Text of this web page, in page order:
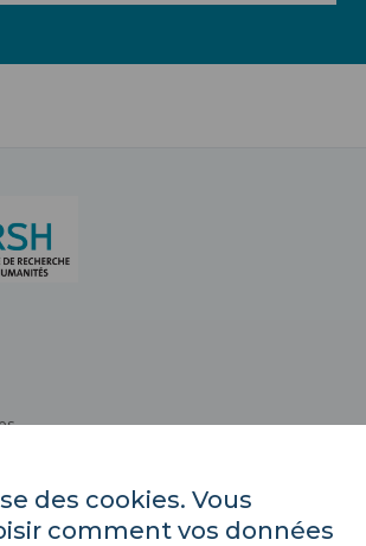
des cookies. Vous
comment vos données